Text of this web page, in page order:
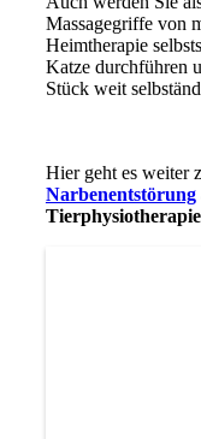
Massagegriffe von
Heimtherapie
Katze durchführen
Stück weit
Hier geht es weiter
Narbenentstörung
Tierphysiotherapie